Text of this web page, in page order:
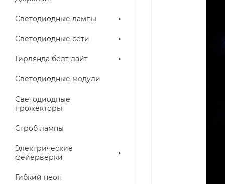
Светодиодные лампы
Светодиодные сети
Гирлянда белт лайт
Светодиодные модули
Светодиодные
прожекторы
Строб лампы
Электрические
фейерверки
Гибкий неон